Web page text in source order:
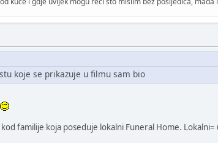
koje se prikazuje u filmu sam bio
familije koja poseduje lokalni Funeral Home.